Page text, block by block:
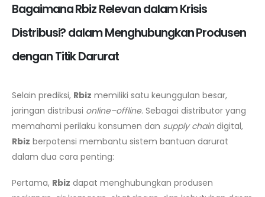
Bagaimana Rbiz Relevan dalam Krisis
Distribusi? dalam Menghubungkan Produsen
dengan Titik Darurat
Selain prediksi, Rbiz memiliki satu keunggulan besar,
jaringan distribusi online–offline. Sebagai distributor yang
memahami perilaku konsumen dan supply chaindigital,
Rbiz berpotensi membantu sistem bantuan darurat
dalam dua cara penting:
Pertama, Rbiz dapat menghubungkan produsen